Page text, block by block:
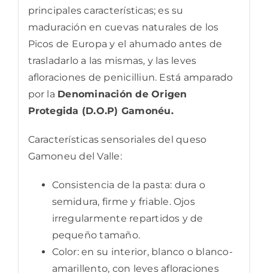
principales características; es su
maduración en cuevas naturales de los
Picos de Europa y el ahumado antes de
trasladarlo a las mismas, y las leves
afloraciones de penicilliun. Está amparado
por la Denominación de Origen
Protegida (D.O.P) Gamonéu.
Características sensoriales del queso
Gamoneu del Valle:
Consistencia de la pasta: dura o
semidura, firme y friable. Ojos
irregularmente repartidos y de
pequeño tamaño.
Color: en su interior, blanco o blanco-
amarillento, con leves afloraciones